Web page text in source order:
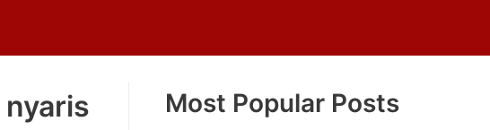
Most Popular Posts